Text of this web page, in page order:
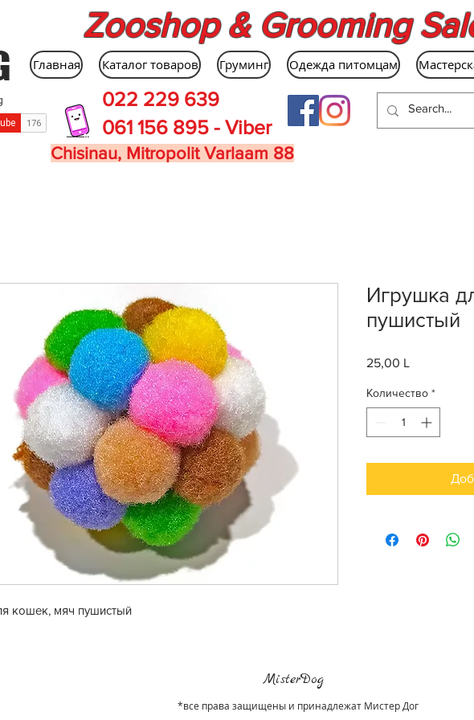
Zooshop & Grooming
Главная Каталог товаров Груминг Одежда питомцам
022 229 639
061 156 895 - Viber
Chisinau, Mitropolit Varlaam 88
кошек, мяч пушистый
Игрушка
пушистый
25,00 LЦена
Количество *
MisterDog
*все права защищены и принадлежат Мистер Дог